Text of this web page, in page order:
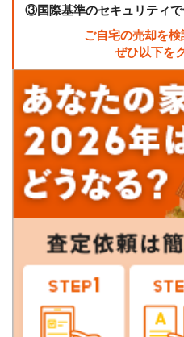
③国際基準のセキュリティ
ご自宅の売却を
ぜひ以下を